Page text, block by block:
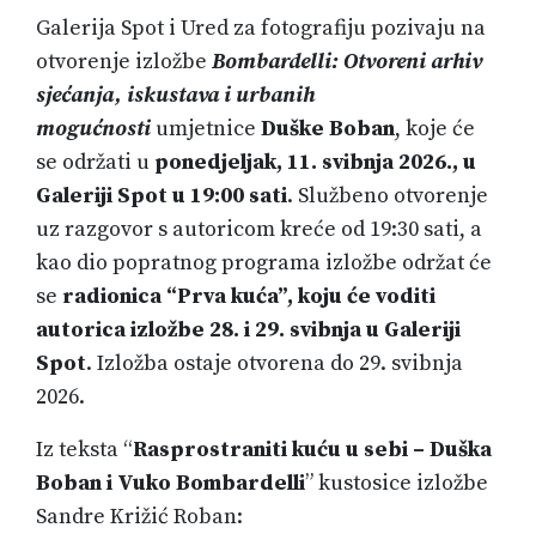
Galerija Spot i Ured za fotografiju pozivaju na
otvorenje izložbe Bombardelli: Otvoreni arhiv
sjećanja, iskustava i urbanih
mogućnosti umjetnice Duške Boban, koje će
se održati u ponedjeljak, 11. svibnja 2026., u
Galeriji Spot u 19:00 sati. Službeno otvorenje
uz razgovor s autoricom kreće od 19:30 sati, a
kao dio popratnog programa izložbe održat će
se radionica “Prva kuća”, koju će voditi
autorica izložbe 28. i 29. svibnja u Galeriji
Spot. Izložba ostaje otvorena do 29. svibnja
2026.
Iz teksta “Rasprostraniti kuću u sebi – Duška
Boban i Vuko Bombardelli” kustosice izložbe
Sandre Križić Roban: